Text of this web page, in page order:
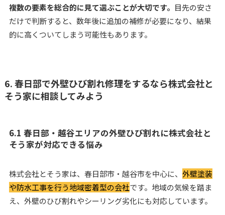
複数の要素を総合的に見て選ぶことが大切です。 目先の安さ
だけで判断すると、数年後に追加の補修が必要になり、結果
的に高くついてしまう可能性もあります。
6. 春日部で外壁ひび割れ修理をするなら株式会社と
そう家に相談してみよう
6.1 春日部・越谷エリアの外壁ひび割れに株式会社と
そう家が対応できる悩み
株式会社とそう家は、春日部市・越谷市を中心に、 外壁塗装
や防水工事を行う地域密着型の会社です。地域の気候を踏ま
え、外壁のひび割れやシーリング劣化にも対応しています。